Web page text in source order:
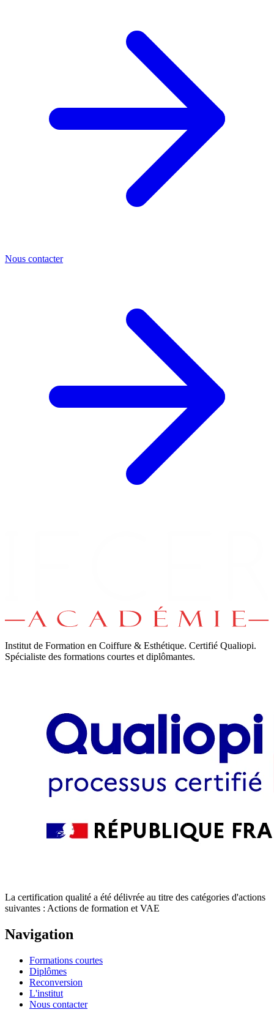
Nous contacter
Institut de Formation en Coiffure & Esthétique. Certifié Qualiopi.
Spécialiste des formations courtes et diplômantes.
La certification qualité a été délivrée au titre des catégories d'actions
suivantes : Actions de formation et VAE
Navigation
Formations courtes
Diplômes
Reconversion
L'institut
Nous contacter